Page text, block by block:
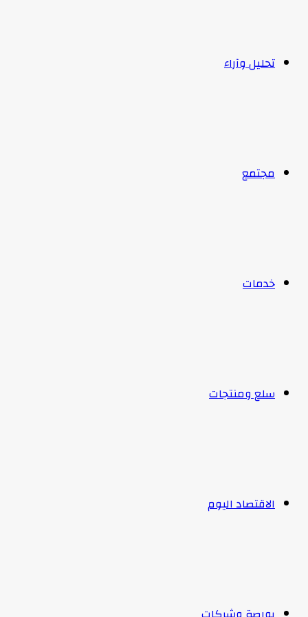
تحليل وآراء
مجتمع
خدمات
سلع ومنتجات
الاقتصاد اليوم